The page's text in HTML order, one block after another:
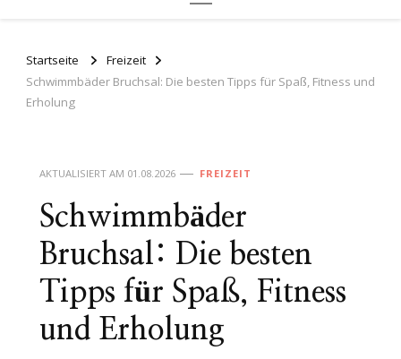
Startseite
Freizeit
Schwimmbäder Bruchsal: Die besten Tipps für Spaß, Fitness und
Erholung
AKTUALISIERT AM 01.08.2026 FREIZEIT
Schwimmbäder
Bruchsal: Die besten
Tipps für Spaß, Fitness
und Erholung